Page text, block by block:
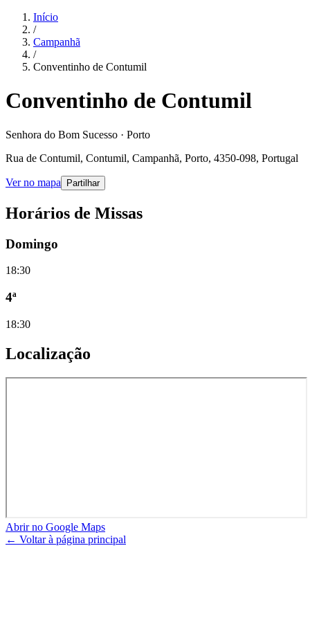
Início
/
Campanhã
/
Conventinho de Contumil
Conventinho de Contumil
Senhora do Bom Sucesso · Porto
Rua de Contumil, Contumil, Campanhã, Porto, 4350-098, Portugal
Ver no mapa Partilhar
Horários de Missas
Domingo
18:30
4ª
18:30
Localização
Abrir no Google Maps
← Voltar à página principal